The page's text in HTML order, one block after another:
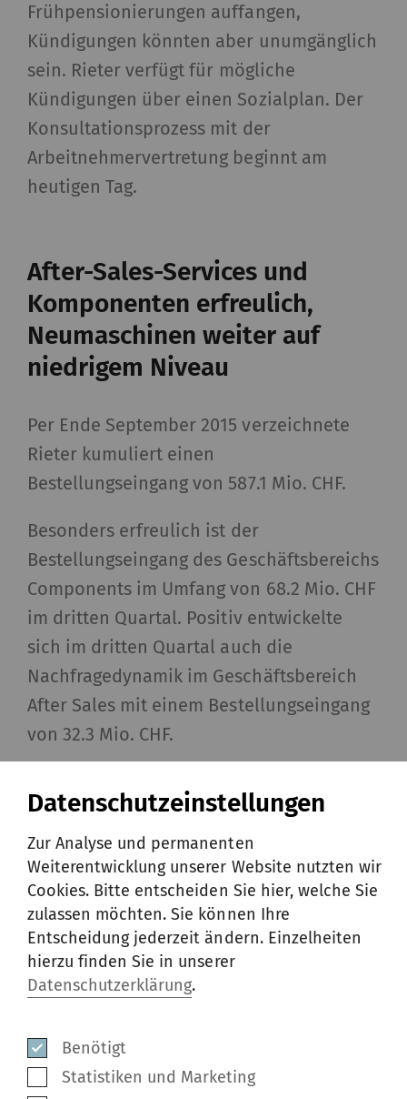
Frühpensionierungen auffangen,
Kündigungen könnten aber unumgänglich
sein. Rieter verfügt für mögliche
Kündigungen über einen Sozialplan. Der
Konsultationsprozess mit der
Arbeitnehmervertretung beginnt am
heutigen Tag.
After-Sales-Services und
Komponenten erfreulich,
Neumaschinen weiter auf
niedrigem Niveau
Per Ende September 2015 verzeichnete
Rieter kumuliert einen
Bestellungseingang von 587.1 Mio. CHF.
Besonders erfreulich ist der
Bestellungseingang des Geschäftsbereichs
Components im Umfang von 68.2 Mio. CHF
im dritten Quartal. Positiv entwickelte
sich im dritten Quartal auch die
Nachfragedynamik im Geschäftsbereich
After Sales mit einem Bestellungseingang
von 32.3 Mio. CHF.
Neumaschinen im dritten Quartal führte
zu einem Bestellungseingang im
Geschäftsbereich Machines & Systems
von 98.3 Mio. CHF. Rieter wird auf die
daraus resultierende niedrige Auslastung
am Standort Winterthur reagieren.
Entsprechende Massnahmen zur
sind in Planung.
Datenschutzeinstellungen
Zur Analyse und permanenten
Weiterentwicklung unserer Website nutzten wir
Cookies. Bitte entscheiden Sie hier, welche Sie
zulassen möchten. Sie können Ihre
Entscheidung jederzeit ändern. Einzelheiten
hierzu finden Sie in unserer
Datenschutzerklärung.
Benötigt
Statistiken und Marketing